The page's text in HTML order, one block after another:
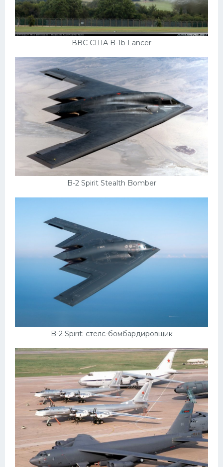
ВВС США B-1b Lancer
B-2 Spirit Stealth Bomber
B-2 Spirit: стелс-бомбардировщик